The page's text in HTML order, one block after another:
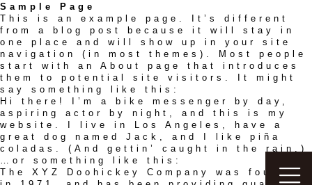
Sample Page
This is an example page. It’s different
from a blog post because it will stay in
one place and will show up in your site
navigation (in most themes). Most people
start with an About page that introduces
them to potential site visitors. It might
say something like this:
Hi there! I’m a bike messenger by day,
aspiring actor by night, and this is my
website. I live in Los Angeles, have a
great dog named Jack, and I like piña
coladas. (And gettin’ caught in the rain.)
…or something like this:
The XYZ Doohickey Company was founded